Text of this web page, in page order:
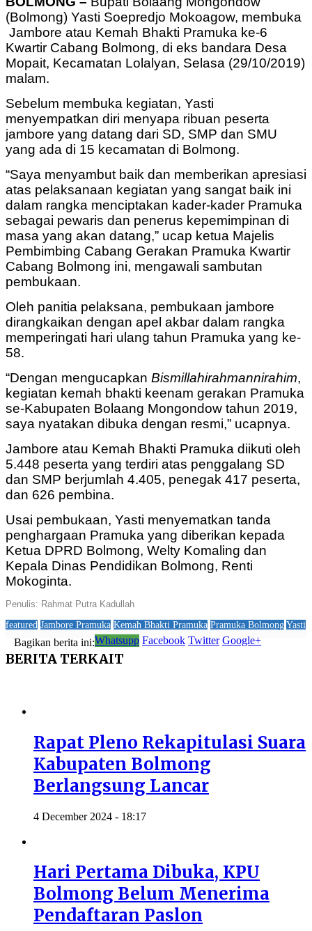
(Bolmong) Yasti Soepredjo Mokoagow, membuka
Jambore atau Kemah Bhakti Pramuka ke-6
Kwartir Cabang Bolmong, di eks bandara Desa
Mopait, Kecamatan Lolalyan, Selasa (29/10/2019)
malam.
Sebelum membuka kegiatan, Yasti
menyempatkan diri menyapa ribuan peserta
jambore yang datang dari SD, SMP dan SMU
yang ada di 15 kecamatan di Bolmong.
“Saya menyambut baik dan memberikan apresiasi
atas pelaksanaan kegiatan yang sangat baik ini
dalam rangka menciptakan kader-kader Pramuka
sebagai pewaris dan penerus kepemimpinan di
masa yang akan datang,” ucap ketua Majelis
Pembimbing Cabang Gerakan Pramuka Kwartir
Cabang Bolmong ini, mengawali sambutan
pembukaan.
Oleh panitia pelaksana, pembukaan jambore
dirangkaikan dengan apel akbar dalam rangka
memperingati hari ulang tahun Pramuka yang ke-
58.
“Dengan mengucapkan Bismillahirahmannirahim,
kegiatan kemah bhakti keenam gerakan Pramuka
se-Kabupaten Bolaang Mongondow tahun 2019,
saya nyatakan dibuka dengan resmi,” ucapnya.
Jambore atau Kemah Bhakti Pramuka diikuti oleh
5.448 peserta yang terdiri atas penggalang SD
dan SMP berjumlah 4.405, penegak 417 peserta,
dan 626 pembina.
Usai pembukaan, Yasti menyematkan tanda
penghargaan Pramuka yang diberikan kepada
Ketua DPRD Bolmong, Welty Komaling dan
Kepala Dinas Pendidikan Bolmong, Renti
Mokoginta.
Penulis: Rahmat Putra Kadullah
featured Jambore Pramuka Kemah Bhakti Pramuka Pramuka Bolmong Yasti
Bagikan berita ini:Whatsupp Facebook Twitter Google+
BERITA TERKAIT
Rapat Pleno Rekapitulasi Suara
Kabupaten Bolmong
Berlangsung Lancar
4 December 2024 - 18:17
Hari Pertama Dibuka, KPU
Bolmong Belum Menerima
Pendaftaran Paslon